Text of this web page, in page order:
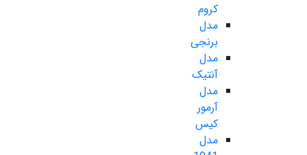
کروم
مدل
برنجی
مدل
آنتیک
مدل
آرمور
کیس
مدل